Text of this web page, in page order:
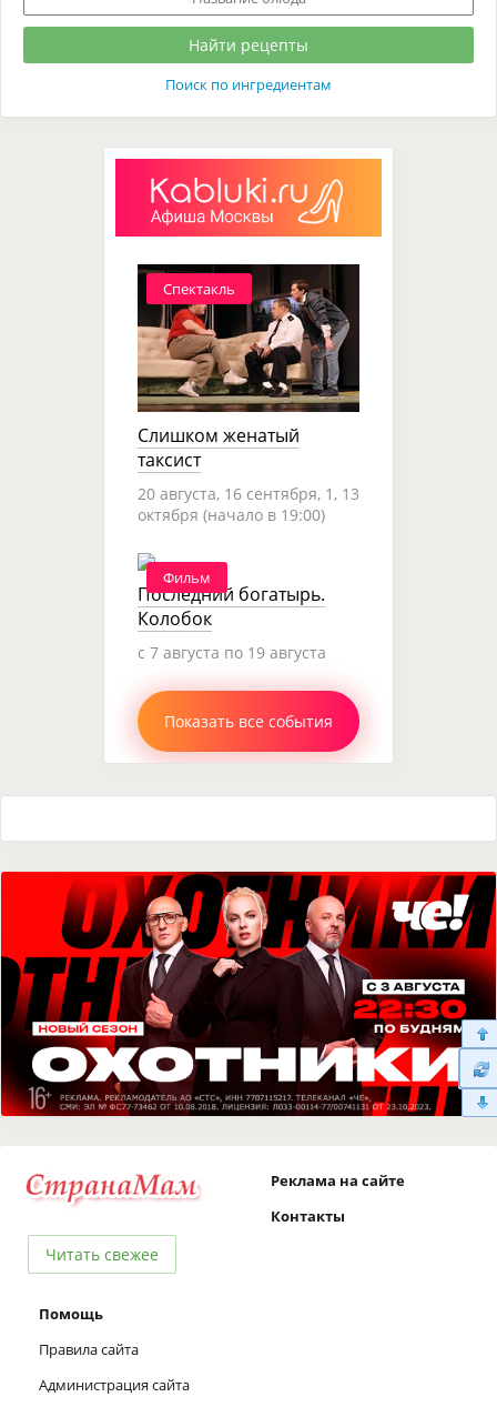
Поиск по ингредиентам
Спектакль
Слишком женатый
таксист
20 августа, 16 сентября, 1, 13
октября (начало в 19:00)
Фильм
Последний богатырь.
Колобок
c 7 августа по 19 августа
Показать все события
Читать свежее
Реклама на сайте
Контакты
Помощь
Правила сайта
Администрация сайта